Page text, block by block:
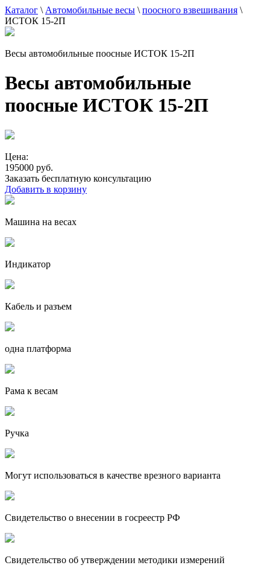
Каталог \ Автомобильные весы \ поосного взвешивания \
ИСТОК 15-2П
Весы автомобильные поосные ИСТОК 15-2П
Весы автомобильные
поосные ИСТОК 15-2П
Цена:
195000 руб.
Заказать бесплатную консультацию
Добавить в корзину
Машина на весах
Индикатор
Кабель и разъем
одна платформа
Рама к весам
Ручка
Могут использоваться в качестве врезного варианта
Свидетельство о внесении в госреестр РФ
Свидетельство об утверждении методики измерений